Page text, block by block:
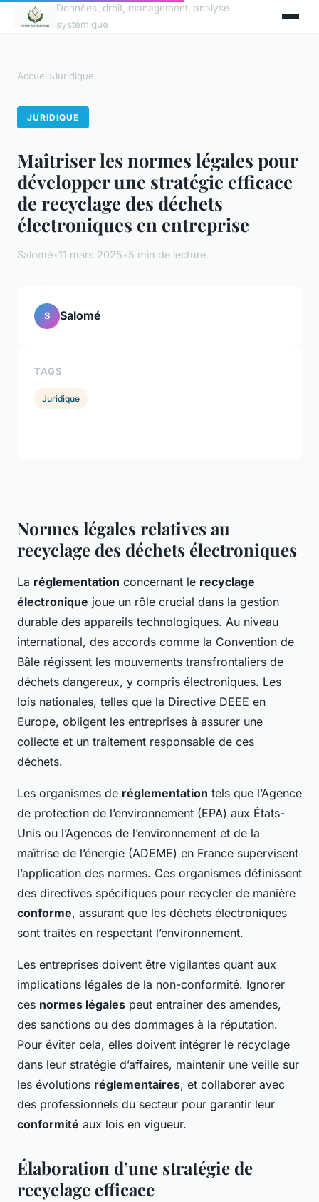
Données, droit, management, analyse
systémique
Accueil›Juridique
JURIDIQUE
Maîtriser les normes légales pour
développer une stratégie efficace
de recyclage des déchets
électroniques en entreprise
Salomé•11 mars 2025•5 min de lecture
Normes légales relatives au
recyclage des déchets électroniques
La réglementation concernant le recyclage
électronique joue un rôle crucial dans la gestion
durable des appareils technologiques. Au niveau
international, des accords comme la Convention de
Bâle régissent les mouvements transfrontaliers de
déchets dangereux, y compris électroniques. Les
lois nationales, telles que la Directive DEEE en
Europe, obligent les entreprises à assurer une
collecte et un traitement responsable de ces
déchets.
Les organismes de réglementation tels que l’Agence
de protection de l’environnement (EPA) aux États-
Unis ou l’Agences de l’environnement et de la
maîtrise de l’énergie (ADEME) en France supervisent
l’application des normes. Ces organismes définissent
des directives spécifiques pour recycler de manière
conforme, assurant que les déchets électroniques
sont traités en respectant l’environnement.
Les entreprises doivent être vigilantes quant aux
implications légales de la non-conformité. Ignorer
ces normes légales peut entraîner des amendes,
des sanctions ou des dommages à la réputation.
Pour éviter cela, elles doivent intégrer le recyclage
dans leur stratégie d’affaires, maintenir une veille sur
les évolutions réglementaires, et collaborer avec
des professionnels du secteur pour garantir leur
conformité aux lois en vigueur.
Élaboration d’une stratégie de
recyclage efficace
S Salomé
TAGS
Juridique